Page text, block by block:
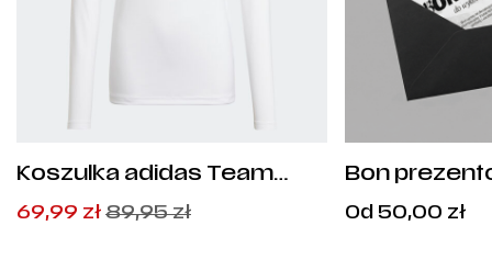
Koszulka adidas Team
Pierwotna
Aktualna
69,99 zł 89,95zł
Bon
Od 50,00 zł